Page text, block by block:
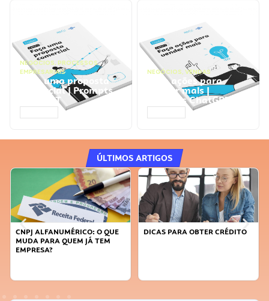
NEGÓCIOS, PROCESSOS
EMPRESARIAIS
Faça uma proposta
comercial | Prompts
ChatGPT
NEGÓCIOS, VENDAS
Faça ações para
vender mais |
Prompts ChatGPT
ÚLTIMOS ARTIGOS
CNPJ ALFANUMÉRICO: O QUE
MUDA PARA QUEM JÁ TEM
EMPRESA?
DICAS PARA OBTER CRÉDITO